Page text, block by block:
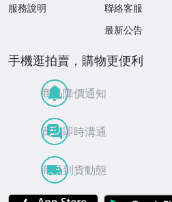
服務說明
聯絡客服
最新公告
手機逛拍賣，購物更便利
商品降價通知
買賣即時溝通
商品到貨動態